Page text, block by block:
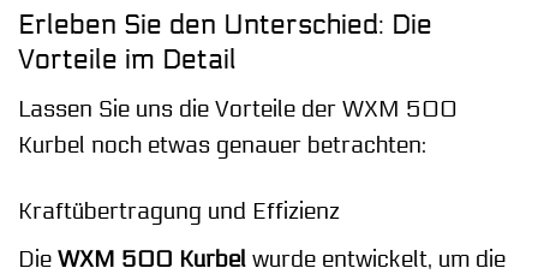
Erleben Sie den Unterschied: Die
Vorteile im Detail
Lassen Sie uns die Vorteile der WXM 500
Kurbel noch etwas genauer betrachten:
Kraftübertragung und Effizienz
Die WXM 500 Kurbel wurde entwickelt, um die